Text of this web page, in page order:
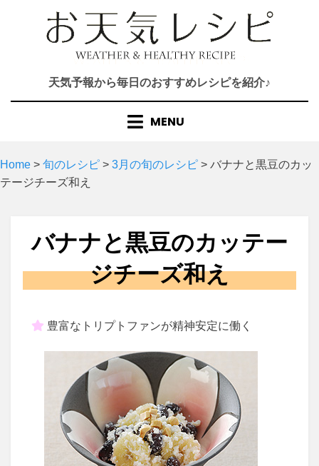
天気予報から毎日のおすすめレシピを紹介♪
MENU
Home > 旬のレシピ > 3月の旬のレシピ > バナナと黒豆のカッ
テージチーズ和え
バナナと黒豆のカッテー
ジチーズ和え
豊富なトリプトファンが精神安定に働く